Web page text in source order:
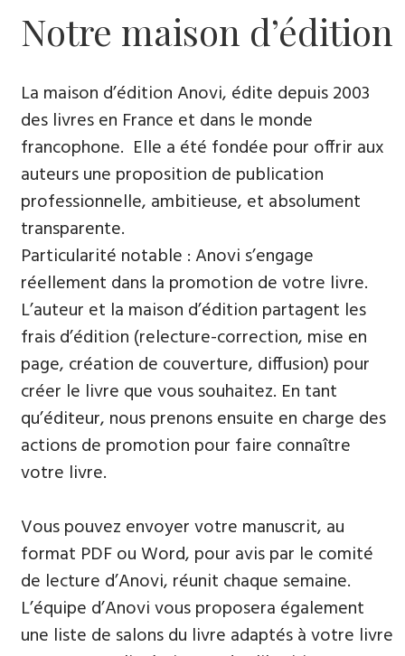
Notre maison d’édition
La maison d’édition Anovi, édite depuis 2003
des livres en France et dans le monde
francophone. Elle a été fondée pour offrir aux
auteurs une proposition de publication
professionnelle, ambitieuse, et absolument
transparente.
Particularité notable : Anovi s’engage
réellement dans la promotion de votre livre.
L’auteur et la maison d’édition partagent les
frais d’édition (relecture-correction, mise en
page, création de couverture, diffusion) pour
créer le livre que vous souhaitez. En tant
qu’éditeur, nous prenons ensuite en charge des
actions de promotion pour faire connaître
votre livre.
Vous pouvez envoyer votre manuscrit, au
format PDF ou Word, pour avis par le comité
de lecture d’Anovi, réunit chaque semaine.
L’équipe d’Anovi vous proposera également
une liste de salons du livre adaptés à votre livre